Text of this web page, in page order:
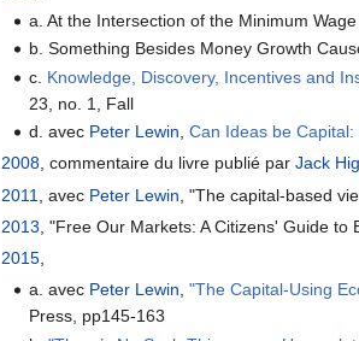
a. At the Intersection of the Minimum
b. Something Besides Money Growth
c. Knowledge, Discovery, Incentives and
23, no. 1, Fall
d. avec Peter Lewin, Can Ideas be
2008, commentaire du livre publié parJack
2011
, avec Peter Lewin , "The capital-based
2013 , "Free Our Markets: A Citizens' Guide
2015
a. avec Peter Lewin "The Capital-Using
Press, pp145-163